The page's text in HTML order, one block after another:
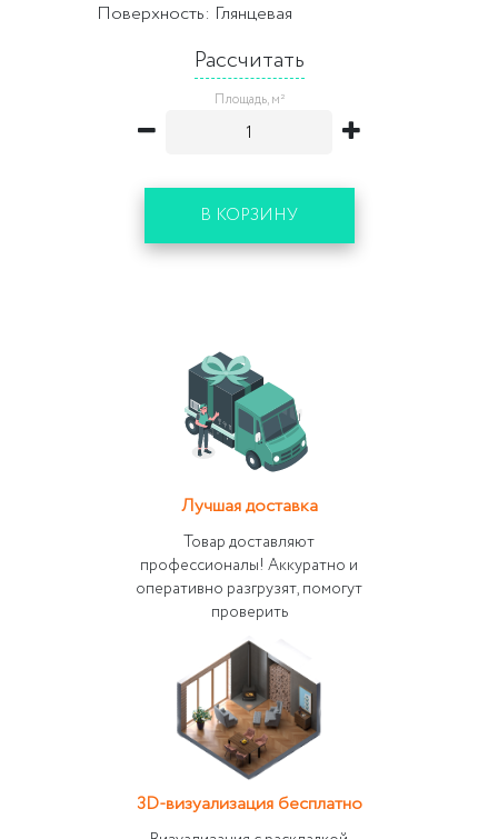
Поверхность: Глянцевая
Рассчитать
Площадь, м²
В КОРЗИНУ
Лучшая доставка
Товар доставляют
профессионалы! Аккуратно и
оперативно разгрузят, помогут
проверить
3D-визуализация бесплатно